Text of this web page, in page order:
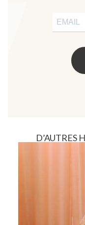
D’AUTRES